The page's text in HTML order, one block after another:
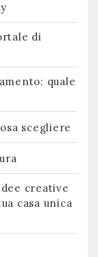
di
quale
scegliere
creative
casa unica